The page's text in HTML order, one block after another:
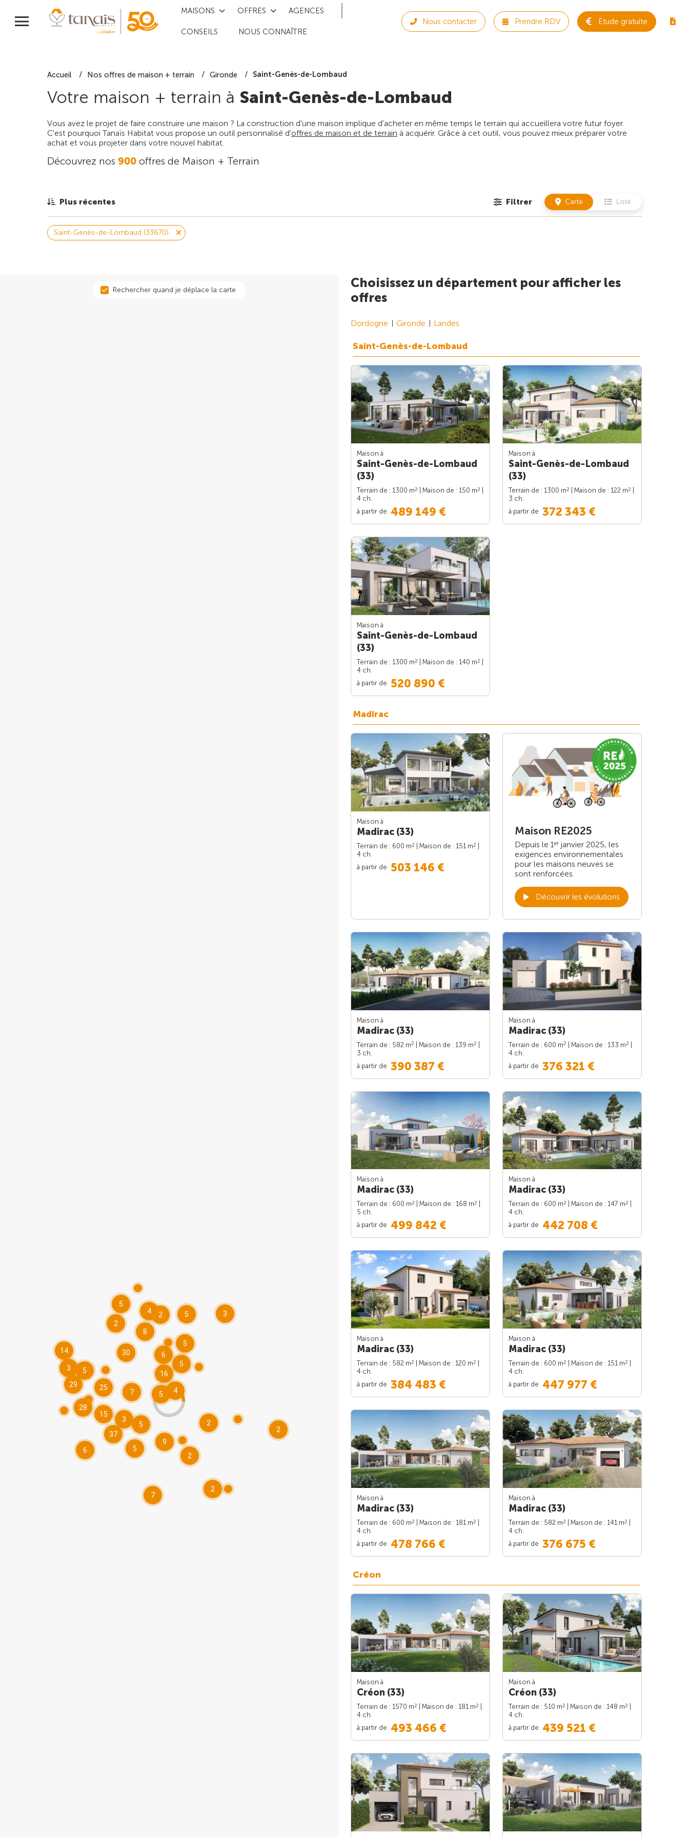
MAISONS OFFRES AGENCES
CONSEILS NOUS CONNAÎTRE
Nous contacter Prendre RDV Étude gratuite
Accueil Nos offres de maison + terrain Gironde Saint-Genès-de-Lombaud
Votre maison + terrain à Saint-Genès-de-Lombaud
Vous avez le projet de faire construire une maison ? La construction d'une maison implique d'acheter en même temps le terrain qui accueillera votre futur foyer.
C'est pourquoi Tanaïs Habitat vous propose un outil personnalisé d'offres de maison et de terrain à acquérir. Grâce à cet outil, vous pouvez mieux préparer votre
achat et vous projeter dans votre nouvel habitat.
Découvrez nos 900 offres de Maison + Terrain
Plus récentes Filtrer Carte Liste
Saint-Genès-de-Lombaud (33670)
25
30
9
5
16
5
14
6
37
6
28
2
5
5
29
15
7 4
3
2
4
8
7
2
5
5
2
5
5
2
2
3
3
Rechercher quand je déplace la carte
Choisissez un département pour afficher les
offres
Dordogne Gironde Landes
Saint-Genès-de-Lombaud
Maison à
Saint-Genès-de-Lombaud
(33)
Terrain de : 1300 m2 | Maison de : 150 m2
4 ch.
à partir de 489 149 €
Maison à
Saint-Genès-de-Lombaud
(33)
Terrain de : 1300 m2 | Maison de : 122 m2
3 ch.
à partir de 372 343 €
Maison à
Saint-Genès-de-Lombaud
(33)
Terrain de : 1300 m2 | Maison de : 140 m2
4 ch.
à partir de 520 890 €
Madirac
Maison à
Madirac (33)
Terrain de : 600 m2 | Maison de : 151 m2
4 ch.
à partir de 503 146 €
Maison RE2025
Depuis le 1 er janvier 2025, les
exigences environnementales
pour les maisons neuves se
sont renforcées.
Découvrir les évolutions
Maison à
Madirac (33)
Terrain de : 582 m2 | Maison de : 139 m2
3 ch.
à partir de 390 387 €
Maison à
Madirac (33)
Terrain de : 600 m2 | Maison de : 133 m2
4 ch.
à partir de 376 321 €
Maison à
Madirac (33)
Terrain de : 600 m2 | Maison de : 168 m2
5 ch.
à partir de 499 842 €
Maison à
Madirac (33)
Terrain de : 600 m2 | Maison de : 147 m2
4 ch.
à partir de 442 708 €
Maison à
Madirac (33)
Terrain de : 582 m2 | Maison de : 120 m2
4 ch.
à partir de 384 483 €
Maison à
Madirac (33)
Terrain de : 600 m2 | Maison de : 151 m2
4 ch.
à partir de 447 977 €
Maison à
Madirac (33)
Terrain de : 600 m2 | Maison de : 181 m2
4 ch.
à partir de 478 766 €
Maison à
Madirac (33)
Terrain de : 582 m2 | Maison de : 141 m2
4 ch.
à partir de 376 675 €
Créon
Maison à
Créon (33)
Terrain de : 1570 m2 | Maison de : 181 m2
4 ch.
à partir de 493 466 €
Maison à
Créon (33)
Terrain de : 510 m2 | Maison de : 148 m2
4 ch.
à partir de 439 521 €